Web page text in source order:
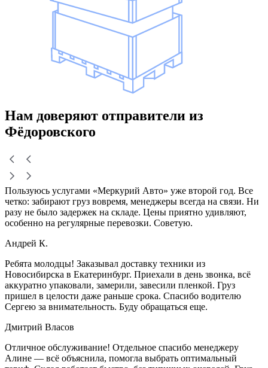
Нам доверяют отправители из
Фёдоровского
Пользуюсь услугами «Меркурий Авто» уже второй год. Все
четко: забирают груз вовремя, менеджеры всегда на связи. Ни
разу не было задержек на складе. Цены приятно удивляют,
особенно на регулярные перевозки. Советую.
Андрей К.
Ребята молодцы! Заказывал доставку техники из
Новосибирска в Екатеринбург. Приехали в день звонка, всё
аккуратно упаковали, замерили, завесили пленкой. Груз
пришел в целости даже раньше срока. Спасибо водителю
Сергею за внимательность. Буду обращаться еще.
Дмитрий Власов
Отличное обслуживание! Отдельное спасибо менеджеру
Алине — всё объяснила, помогла выбрать оптимальный